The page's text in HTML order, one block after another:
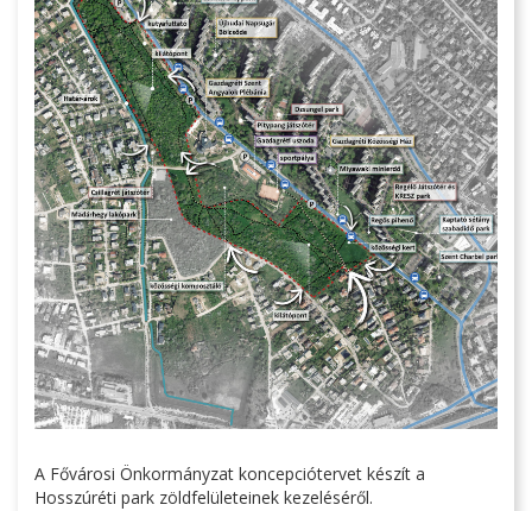
A Fővárosi Önkormányzat koncepciótervet készít a
Hosszúréti park zöldfelületeinek kezeléséről.